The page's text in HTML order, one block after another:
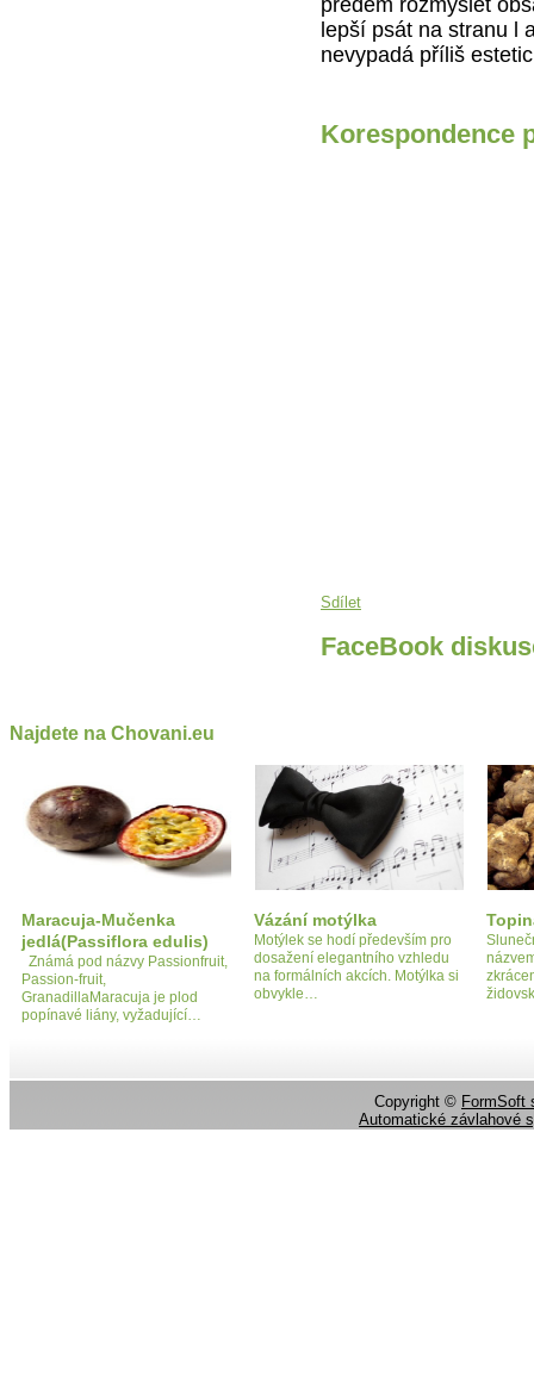
lepší psát na stranu l
nevypadá příliš
Korespondence
Sdílet
FaceBook
Najdete na Chovani.eu
Maracuja-Mučenka
jedlá(Passiflora edulis)
Známá pod názvy Passionfruit,
Passion-fruit,
GranadillaMaracuja je plod
popínavé liány, vyžadující…
Vázání motýlka
Motýlek se hodí především pro
dosažení elegantního vzhledu
na formálních akcích. Motýlka si
obvykle…
Copyright © FormSoft
Automatické závlahové